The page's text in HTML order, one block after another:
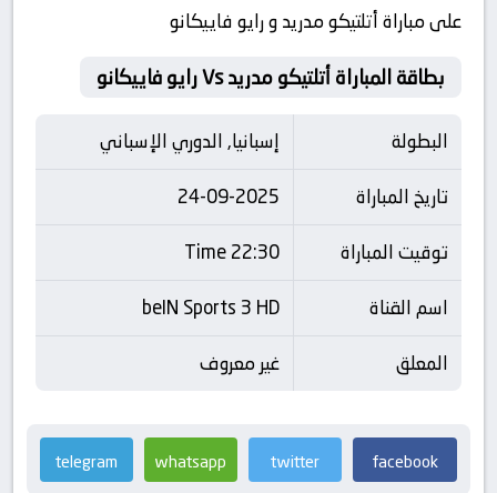
على مباراة أتلتيكو مدريد و رايو فاييكانو
بطاقة المباراة أتلتيكو مدريد Vs رايو فاييكانو
البطولة
إسبانيا, الدوري الإسباني
تاريخ المباراة
24-09-2025
توقيت المباراة
22:30 Time
اسم القناة
beIN Sports 3 HD
المعلق
غير معروف
facebook
twitter
whatsapp
telegram